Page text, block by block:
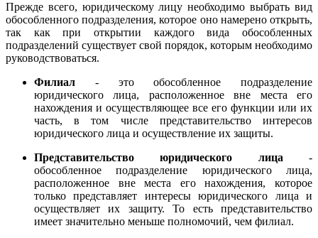
Прежде всего, юридическому лицу необходимо выбрать вид
обособленного подразделения, которое оно намерено открыть,
так как при открытии каждого вида обособленных
подразделений существует свой порядок, которым необходимо
руководствоваться.
Филиал - это обособленное подразделение
юридического лица, расположенное вне места его
нахождения и осуществляющее все его функции или их
часть, в том числе представительство интересов
юридического лица и осуществление их защиты.
Представительство юридического лица -
обособленное подразделение юридического лица,
расположенное вне места его нахождения, которое
только представляет интересы юридического лица и
осуществляет их защиту. То есть представительство
имеет значительно меньше полномочий, чем филиал.